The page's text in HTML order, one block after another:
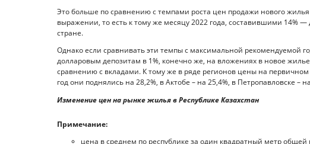
Это больше по сравнению с темпами роста цен продажи нового
выражении, то есть к тому же месяцу 2022 года, составившими 14%
стране.
Однако если сравнивать эти темпы с максимальной рекомендуемой
долларовым депозитам в 1%, конечно же, на вложениях в новое
сравнению с вкладами. К тому же в ряде регионов цены на первичном
год они поднялись на 28,2%, в Актобе – на 25,4%, в Петропавловске –
Изменение цен на рынке жилья в Республике Казахстан
Примечание:
цена в среднем по республике за один квадратный метр